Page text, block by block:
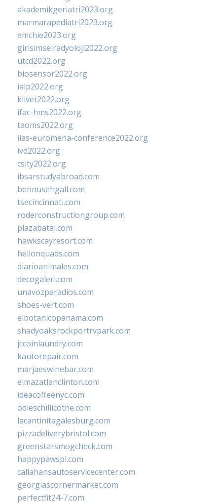
akademikgeriatri2023.org
marmarapediatri2023.org
emchie2023.org
girisimselradyoloji2022.org
utcd2022.org
biosensor2022.org
ialp2022.org
klivet2022.org
ifac-hms2022.org
taoms2022.org
iias-euromena-conference2022.org
ivd2022.org
csity2022.org
ibsarstudyabroad.com
bennusehgall.com
tsecincinnati.com
roderconstructiongroup.com
plazabatai.com
hawkscayresort.com
hellonquads.com
diarioanimales.com
decogaleri.com
unavozparadios.com
shoes-vert.com
elbotanicopanama.com
shadyoaksrockportrvpark.com
jccoinlaundry.com
kautorepair.com
marjaeswinebar.com
elmazatlanclinton.com
ideacoffeenyc.com
odieschillicothe.com
lacantinitagalesburg.com
pizzadeliverybristol.com
greenstarsmogcheck.com
happypawspl.com
callahansautoservicecenter.com
georgiascornermarket.com
perfectfit24-7.com